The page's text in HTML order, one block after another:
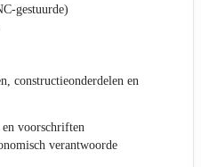
gestuurde)
constructieonderdelen en
en voorschriften
verantwoorde